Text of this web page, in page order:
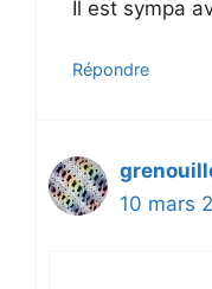
Il est sympa
Répondre
10 mars